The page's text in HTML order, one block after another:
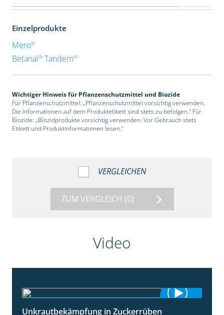
Einzelprodukte
Mero®
Betanal®Tandem®
Wichtiger Hinweis für Pflanzenschutzmittel und Biozide
Für Pflanzenschutzmittel: „Pflanzenschutzmittel vorsichtig verwenden.
Die Informationen auf dem Produktetikett sind stets zu befolgen.“ Für
Biozide: „Biozidprodukte vorsichtig verwenden. Vor Gebrauch stets
Etikett und Produktinformationen lesen.“
VERGLEICHEN
ZUM VERGLEICH (0)
Video
Unkrautbekämpfung in Zuckerrüben